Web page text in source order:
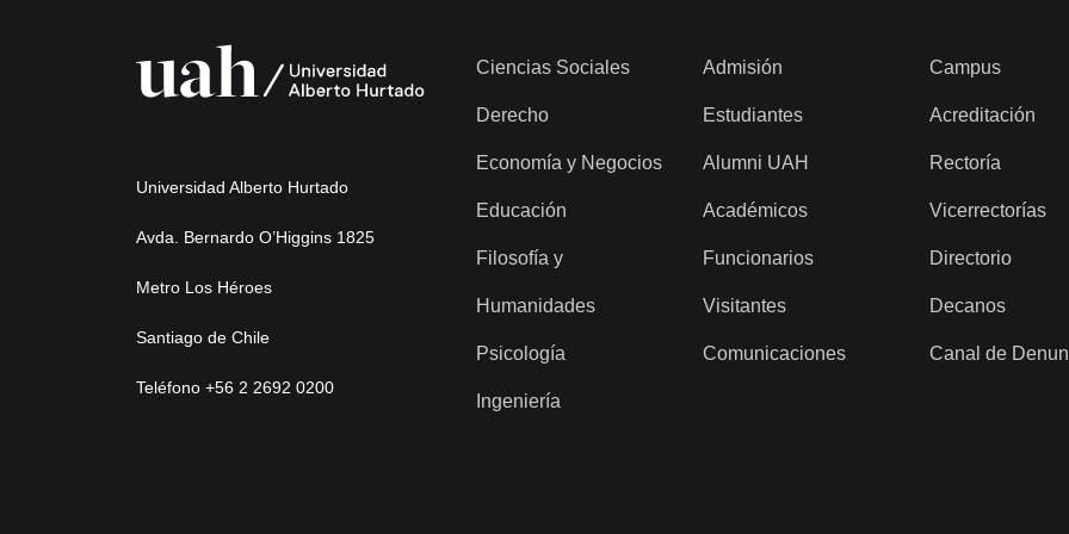
Universidad Alberto Hurtado
Avda. Bernardo O’Higgins 1825
Metro Los Héroes
Santiago de Chile
Teléfono +56 2 2692 0200
Ciencias Sociales
Derecho
Economía y Negocios
Educación
Filosofía y
Humanidades
Psicología
Ingeniería
Admisión
Estudiantes
Alumni UAH
Académicos
Funcionarios
Visitantes
Comunicaciones
Campus
Acreditación
Rectoría
Vicerrectorías
Directorio
Decanos
Canal de